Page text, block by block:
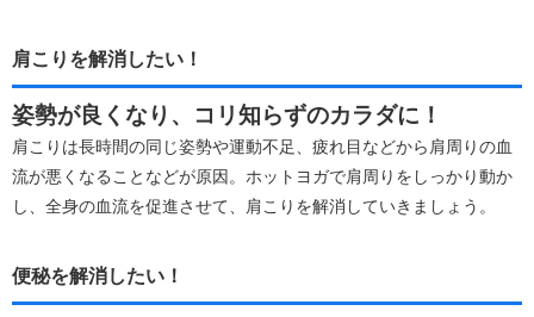
肩こりを解消したい！
姿勢が良くなり、コリ知らずのカラダに！
肩こりは長時間の同じ姿勢や運動不足、疲れ目などから肩周りの血
流が悪くなることなどが原因。ホットヨガで肩周りをしっかり動か
し、全身の血流を促進させて、肩こりを解消していきましょう。
便秘を解消したい！